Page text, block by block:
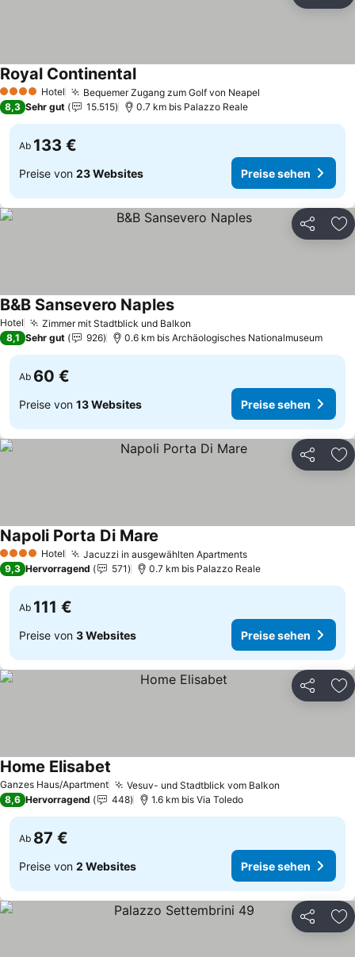
4 Sterne Hotel Bequemer Zugang zum Golf von Neapel
Royal Continental
8,3 Sehr gut 15.515 0.7 km bis Palazzo Reale
Ab 133 €
Preise von 23 Websites Preise sehen
Teilen
Hotel Zimmer mit Stadtblick und Balkon
B&B Sansevero Naples
8,1 Sehr gut 926 0.6 km bis Archäologisches Nationalmuseum
Ab 60 €
Preise von 13 Websites Preise sehen
Teilen
4 Sterne Hotel Jacuzzi in ausgewählten Apartments
Napoli Porta Di Mare
9,3 Hervorragend 571 0.7 km bis Palazzo Reale
Ab 111 €
Preise von 3 Websites Preise sehen
Teilen
Ganzes Haus/Apartment Vesuv- und Stadtblick vom Balkon
Home Elisabet
8,6 Hervorragend 448 1.6 km bis Via Toledo
Ab 87 €
Preise von 2 Websites Preise sehen
Teilen